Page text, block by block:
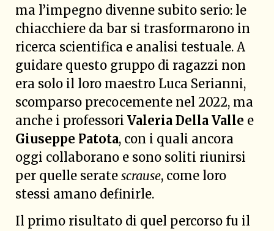
ma l’impegno divenne subito serio: le
chiacchiere da bar si trasformarono in
ricerca scientifica e analisi testuale. A
guidare questo gruppo di ragazzi non
era solo il loro maestro Luca Serianni,
scomparso precocemente nel 2022, ma
anche i professori Valeria Della Valle e
Giuseppe Patota, con i quali ancora
oggi collaborano e sono soliti riunirsi
per quelle serate scrause, come loro
stessi amano definirle.
Il primo risultato di quel percorso fu il